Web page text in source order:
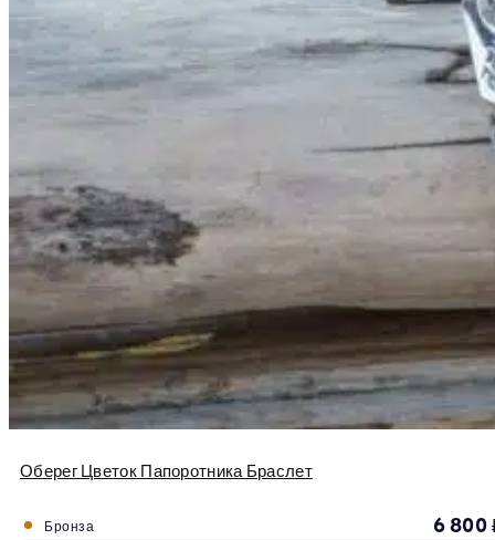
Оберег Цветок Папоротника Браслет
Бронза 6 800